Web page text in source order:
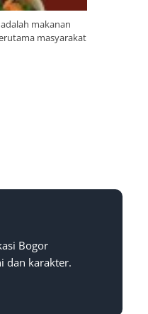
makanan
masyarakat
Bogor
dan karakter.